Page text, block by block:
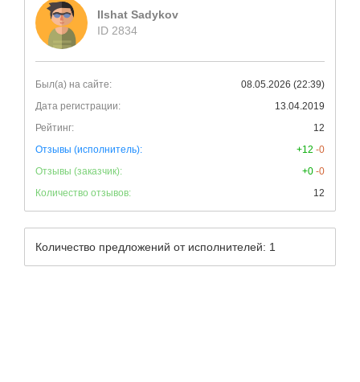
Ilshat Sadykov
ID 2834
Был(а) на сайте:
08.05.2026 (22:39)
Дата регистрации:
13.04.2019
Рейтинг:
12
Отзывы (исполнитель):
+12 -0
Отзывы (заказчик):
+0 -0
Количество отзывов:
12
Количество предложений от исполнителей: 1